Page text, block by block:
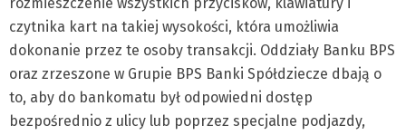
czytnika kart na takiej wysokości, która umożliwia
dokonanie przez te osoby transakcji. Oddziały Banku BPS
oraz zrzeszone w Grupie BPS Banki Spółdziecze dbają o
to, aby do bankomatu był odpowiedni dostęp
bezpośrednio z ulicy lub poprzez specjalne podjazdy,